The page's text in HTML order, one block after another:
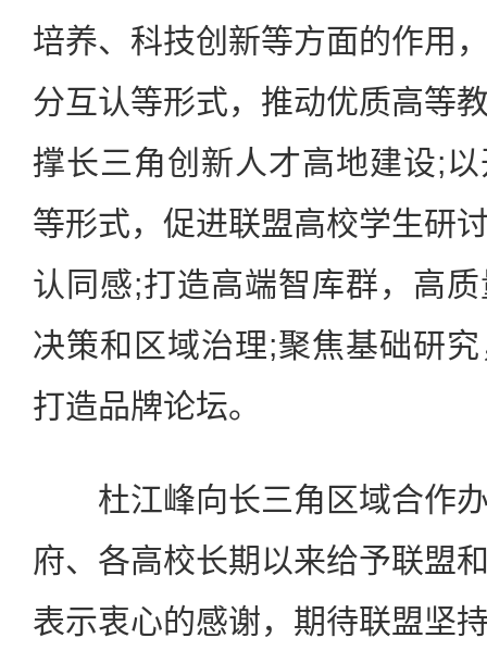
培养、科技创新等方面的作用
分互认等形式，推动优质高等
撑长三角创新人才高地建设;
等形式，促进联盟高校学生研
认同感;打造高端智库群，高
决策和区域治理;聚焦基础研
打造品牌论坛。
杜江峰向长三角区域合作办
府、各高校长期以来给予联盟
表示衷心的感谢，期待联盟坚